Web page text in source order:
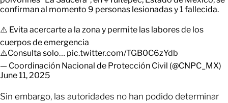
confirman al momento 9 personas lesionadas y 1 fallecida.
⚠️ Evita acercarte a la zona y permite las labores de los
cuerpos de emergencia
⚠️Consulta solo… pic.twitter.com/TGB0C6zYdb
— Coordinación Nacional de Protección Civil (@CNPC_MX)
June 11, 2025
Sin embargo, las autoridades no han podido determinar